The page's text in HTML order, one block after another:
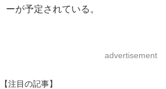
ーが予定されている。
advertisement
【注目の記事】